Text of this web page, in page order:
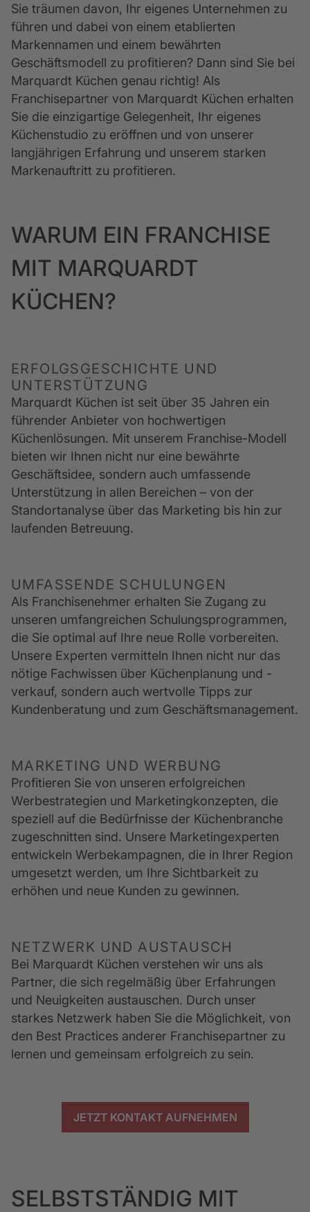
Sie träumen davon, Ihr eigenes Unternehmen zu
führen und dabei von einem etablierten
Markennamen und einem bewährten
Geschäftsmodell zu profitieren? Dann sind Sie bei
Marquardt Küchen genau richtig! Als
Franchisepartner von Marquardt Küchen erhalten
Sie die einzigartige Gelegenheit, Ihr eigenes
Küchenstudio zu eröffnen und von unserer
langjährigen Erfahrung und unserem starken
Markenauftritt zu profitieren.
WARUM EIN FRANCHISE
MIT MARQUARDT
KÜCHEN?
ERFOLGSGESCHICHTE UND
UNTERSTÜTZUNG
Marquardt Küchen ist seit über 35 Jahren ein
führender Anbieter von hochwertigen
Küchenlösungen. Mit unserem Franchise-Modell
bieten wir Ihnen nicht nur eine bewährte
Geschäftsidee, sondern auch umfassende
Unterstützung in allen Bereichen – von der
Standortanalyse über das Marketing bis hin zur
laufenden Betreuung.
UMFASSENDE SCHULUNGEN
Als Franchisenehmer erhalten Sie Zugang zu
unseren umfangreichen Schulungsprogrammen,
die Sie optimal auf Ihre neue Rolle vorbereiten.
Unsere Experten vermitteln Ihnen nicht nur das
nötige Fachwissen über Küchenplanung und -
verkauf, sondern auch wertvolle Tipps zur
Kundenberatung und zum Geschäftsmanagement.
MARKETING UND WERBUNG
Profitieren Sie von unseren erfolgreichen
Werbestrategien und Marketingkonzepten, die
speziell auf die Bedürfnisse der Küchenbranche
zugeschnitten sind. Unsere Marketingexperten
entwickeln Werbekampagnen, die in Ihrer Region
umgesetzt werden, um Ihre Sichtbarkeit zu
erhöhen und neue Kunden zu gewinnen.
NETZWERK UND AUSTAUSCH
Bei Marquardt Küchen verstehen wir uns als
Partner, die sich regelmäßig über Erfahrungen
und Neuigkeiten austauschen. Durch unser
starkes Netzwerk haben Sie die Möglichkeit, von
den Best Practices anderer Franchisepartner zu
lernen und gemeinsam erfolgreich zu sein.
JETZT KONTAKT AUFNEHMEN
SELBSTSTÄNDIG MIT